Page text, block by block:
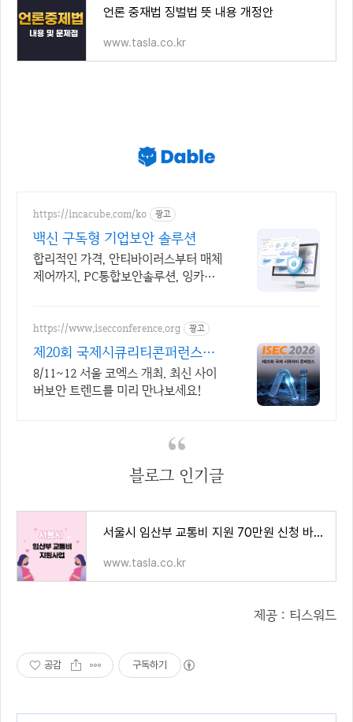
언론 중재법 징벌법 뜻 내용 개정안
www.tasla.co.kr
https://incacube.com/ko 광고
백신 구독형 기업보안 솔루션
합리적인 가격, 안티바이러스부터 매체
제어까지, PC통합보안솔루션, 잉카큐
https://www.isecconference.org 광고
제20회 국제시큐리티콘퍼런스
ISEC 2026
8/11~12 서울 코엑스 개최. 최신 사이
버보안 트렌드를 미리 만나보세요!
블로그 인기글
서울시 임산부 교통비 지원 70만원 신청 바로가기
www.tasla.co.kr
제공 : 티스워드
공감 구독하기